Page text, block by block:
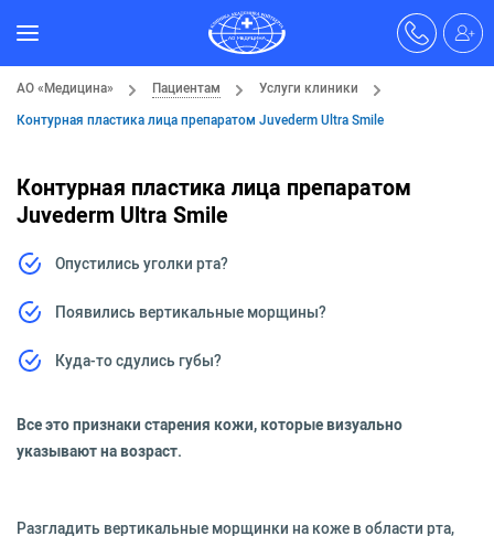
АО «Медицина» Пациентам
Услуги клиники
Контурная пластика лица препаратом Juvederm Ultra Smile
Контурная пластика лица препаратом
Juvederm Ultra Smile
Опустились уголки рта?
Появились вертикальные морщины?
Куда-то сдулись губы?
Все это признаки старения кожи, которые визуально
указывают на возраст.
Разгладить вертикальные морщинки на коже в области рта,